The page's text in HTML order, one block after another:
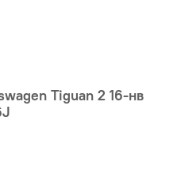
Tiguan 2 16-нв